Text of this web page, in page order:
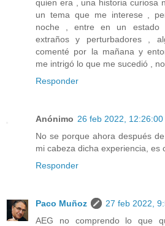
quien era , una historia curiosa
un tema que me interese ,
noche , entre en un estado
extraños y perturbadores ,
comenté por la mañana y
me intrigó lo que me sucedió ,
Responder
Anónimo 26 feb 2022, 12:26:00
No se porque ahora después
mi cabeza dicha experiencia, es
Responder
Paco Muñoz
27 feb 2022,
AEG no comprendo lo que